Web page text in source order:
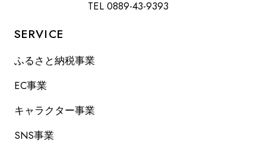
TEL 0889-43-9393
SERVICE
ふるさと納税事業
EC事業
キャラクター事業
SNS事業